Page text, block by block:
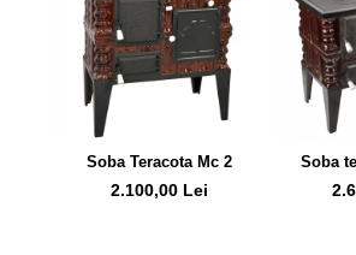
Soba Teracota Mc 2
2.100,00 Lei
Soba